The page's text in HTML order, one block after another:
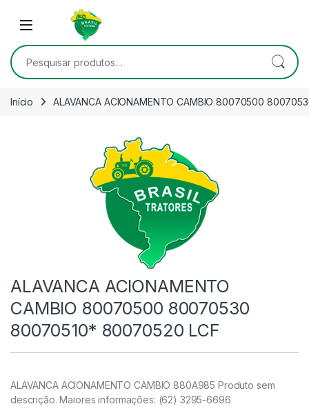
Skip to navigation
Open
Pesquisar por:
Início ALAVANCA ACIONAMENTO CAMBIO 80070500
ALAVANCA ACIONAMENTO
CAMBIO 80070500 80070530
80070510* 80070520 LCF
ALAVANCA ACIONAMENTO CAMBIO 880A985 Produto sem
descrição. Maiores informações: (62) 3295-6696